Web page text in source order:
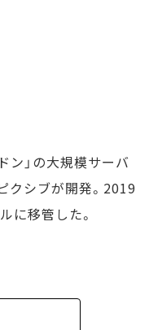
ン」の大規模サーバ
クシブが開発。2019
に移管した。